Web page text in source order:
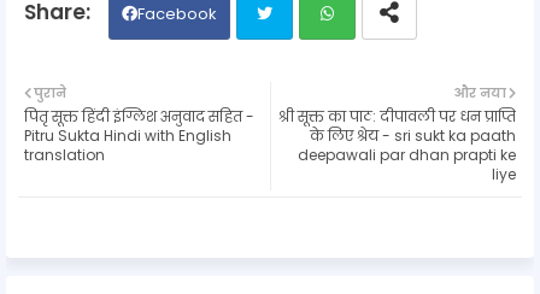
Facebook
ats
और नया
श्री सूक्त का पाठ: दीपावली पर धन प्राप्ति
के लिए श्रेय - sri sukt ka paath
deepawali par dhan prapti ke
liye
पुराने
पितृ सूक्त हिंदी इंग्लिश अनुवाद सहित -
Pitru Sukta Hindi with English
translation